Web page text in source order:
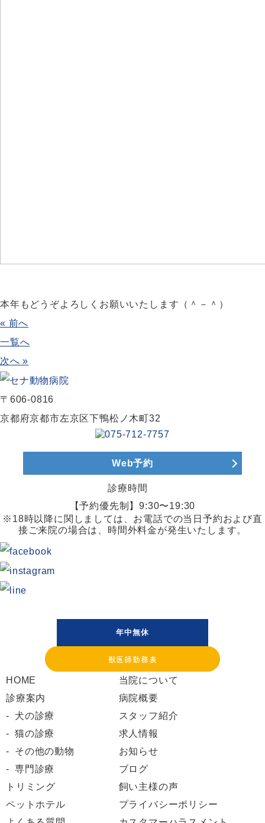
本年もどうぞよろしくお願いいたします（＾－＾）
« 前へ
一覧へ
次へ »
〒606-0816
京都府京都市左京区下鴨松ノ木町32
Web予約
診療時間
【予約優先制】9:30〜19:30
※18時以降に関しましては、お電話での当日予約および直
接ご来院の場合は、時間外料金が発生いたします。
年中無休
獣医師勤務表
HOME
診療案内
犬の診療
猫の診療
その他の動物
専門診療
トリミング
ペットホテル
当院について
病院概要
スタッフ紹介
求人情報
お知らせ
ブログ
飼い主様の声
プライバシーポリシー